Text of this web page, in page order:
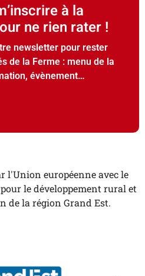
à la
ne rien rater !
newsletter pour rester
de la Ferme : menu de la
évènement…
l'Union européenne avec le
le développement rural et
de la région Grand Est.